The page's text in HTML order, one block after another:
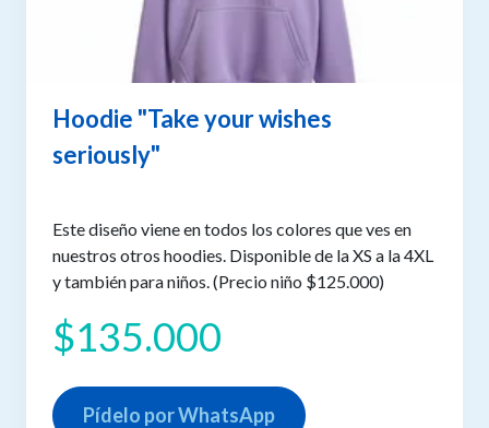
Hoodie "Take your wishes
seriously"
Este diseño viene en todos los colores que ves en
nuestros otros hoodies. Disponible de la XS a la 4XL
y también para niños. (Precio niño $125.000)
$135.000
Pídelo por WhatsApp